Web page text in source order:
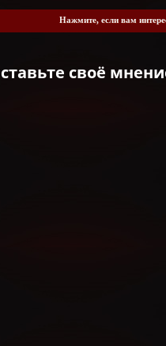
Нажмите, если вам
своё